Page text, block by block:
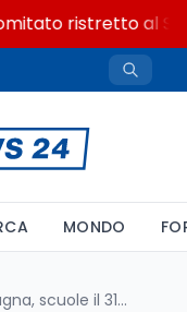
ristretto al
MONDO
Emilia Romagna, scuole il 31 agosto: i numeri reali della sperimentazione